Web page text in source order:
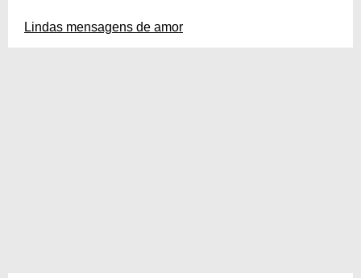
Lindas mensagens de amor